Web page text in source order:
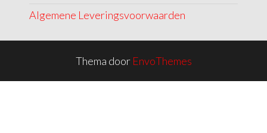
Algemene Leveringsvoorwaarden
Thema door EnvoThemes